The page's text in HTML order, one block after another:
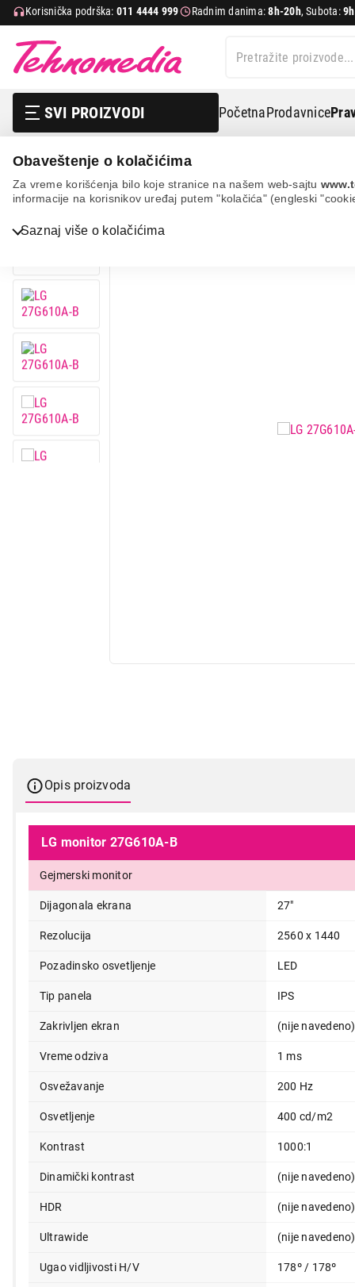
Obaveštenje o kolačićima
Za vreme korišćenja bilo koje stranice na našem web-sajtu
informacije na korisnikov uređaj putem "kolačića" (engleski
Saznaj više o kolačićima
Korisnička podrška: 011 4444 999 Radnim danima:8h-20h, Subota:
SVI PROIZVODI PočetnaProdavnice
Bela tehnika
IT & Gaming
Mobilni telefoni i tableti
Mali kućni aparati
Mali kuhinjski aparati
It & gaming Monitori
Opis proizvoda
LG monitor 27G610A-B
Gejmerski monitor
Dijagonala ekrana 27"
Rezolucija 2560 x 1440
Pozadinsko osvetljenje LED
Tip panela IPS
Zakrivljen ekran (nije navedeno)
Vreme odziva 1 ms
Osvežavanje 200 Hz
Osvetljenje 400 cd/m2
Kontrast 1000:1
Dinamički kontrast (nije navedeno)
HDR (nije navedeno)
Ultrawide (nije navedeno)
Ugao vidljivosti H/V 178º / 178º